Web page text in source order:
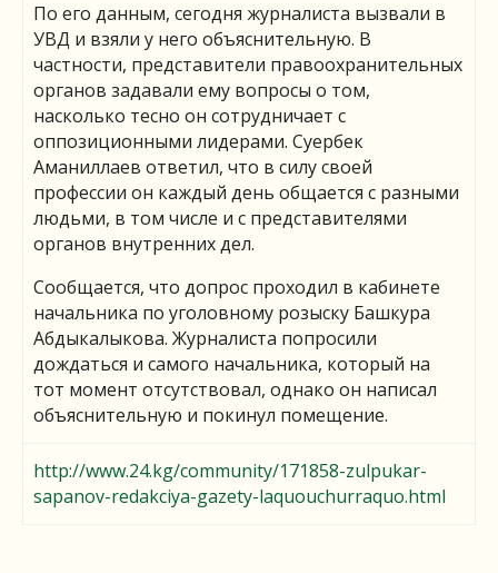
По его данным, сегодня журналиста вызвали в
УВД и взяли у него объяснительную. В
частности, представители правоохранительных
органов задавали ему вопросы о том,
насколько тесно он сотрудничает с
оппозиционными лидерами. Суербек
Аманиллаев ответил, что в силу своей
профессии он каждый день общается с разными
людьми, в том числе и с представителями
органов внутренних дел.
Сообщается, что допрос проходил в кабинете
начальника по уголовному розыску Башкура
Абдыкалыкова. Журналиста попросили
дождаться и самого начальника, который на
тот момент отсутствовал, однако он написал
объяснительную и покинул помещение.
http://www.24.kg/community/171858-zulpukar-
sapanov-redakciya-gazety-laquouchurraquo.html